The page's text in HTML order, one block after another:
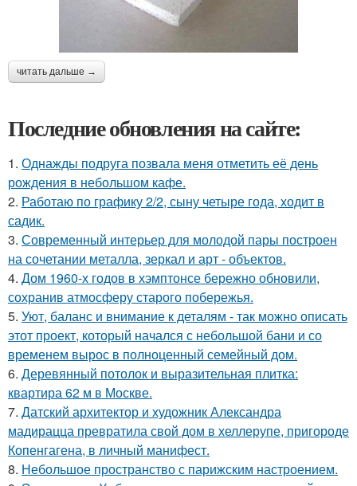
читать дальше →
Последние обновления на сайте:
1. Однажды подруга позвала меня отметить её день
рождения в небольшом кафе.
2. Работаю по графику 2/2, сыну четыре года, ходит в
садик.
3. Современный интерьер для молодой пары построен
на сочетании металла, зеркал и арт - объектов.
4. Дом 1960-х годов в хэмптонсе бережно обновили,
сохранив атмосферу старого побережья.
5. Уют, баланс и внимание к деталям - так можно описать
этот проект, который начался с небольшой бани и со
временем вырос в полноценный семейный дом.
6. Деревянный потолок и выразительная плитка:
квартира 62 м в Москве.
7. Датский архитектор и художник Александра
мадирацца превратила свой дом в хеллерупе, пригороде
Копенгагена, в личный манифест.
8. Небольшое пространство с парижским настроением.